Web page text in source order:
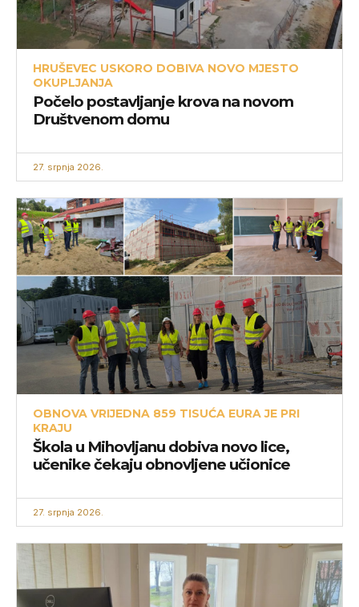
HRUŠEVEC USKORO DOBIVA NOVO MJESTO
OKUPLJANJA
Počelo postavljanje krova na novom
Društvenom domu
27. srpnja 2026.
OBNOVA VRIJEDNA 859 TISUĆA EURA JE PRI
KRAJU
Škola u Mihovljanu dobiva novo lice,
učenike čekaju obnovljene učionice
27. srpnja 2026.